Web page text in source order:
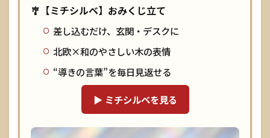
1.3.3
印：マ
要点
1.4
🎐【ミチシルベ】おみくじ立て
差し込むだけ、玄関・デスクに
北欧×和のやさしい木の表情
“導きの言葉”を毎日見返せる
▶ ミチシルベを見る